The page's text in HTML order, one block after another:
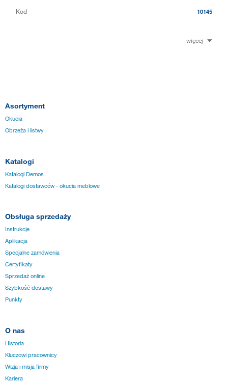
Kod 10145
więcej
Asortyment
Okucia
Obrzeża i listwy
Katalogi
Katalogi Demos
Katalogi dostawców - okucia meblowe
Obsługa sprzedaży
Instrukcje
Aplikacja
Specjalne zamówienia
Certyfikaty
Sprzedaż online
Szybkość dostawy
Punkty
O nas
Historia
Kluczowi pracownicy
Wizja i misja firmy
Kariera